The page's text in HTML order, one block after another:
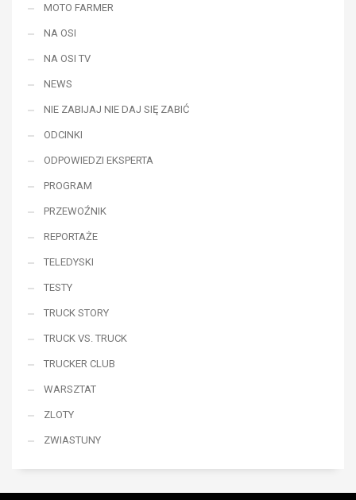
MOTO FARMER
NA OSI
NA OSI TV
NEWS
NIE ZABIJAJ NIE DAJ SIĘ ZABIĆ
ODCINKI
ODPOWIEDZI EKSPERTA
PROGRAM
PRZEWOŹNIK
REPORTAŻE
TELEDYSKI
TESTY
TRUCK STORY
TRUCK VS. TRUCK
TRUCKER CLUB
WARSZTAT
ZLOTY
ZWIASTUNY